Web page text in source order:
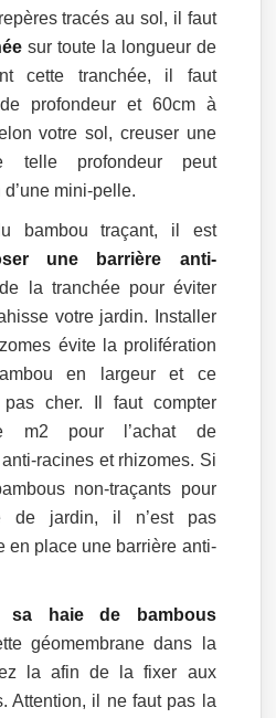
tracés au sol, il faut
sur toute la longueur de
cette tranchée, il faut
profondeur et 60cm à
votre sol, creuser une
telle profondeur peut
mini-pelle.
bambou traçant, il est
une barrière anti-
la tranchée pour éviter
votre jardin. Installer
évite la prolifération
en largeur et ce
cher. Il faut compter
m2 pour l’achat de
racines et rhizomes. Si
non-traçants pour
de jardin, il n’est pas
en place une barrière anti-
sa haie de bambous
géomembrane dans la
la afin de la fixer aux
Attention, il ne faut pas la